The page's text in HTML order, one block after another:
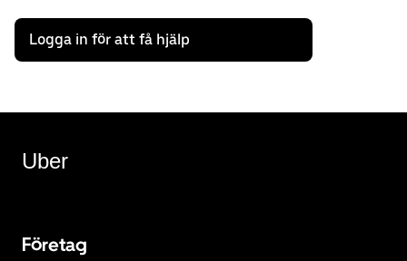
Logga in för att få hjälp
Uber
Företag